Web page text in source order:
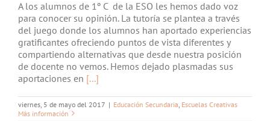
A los alumnos de 1º C de la ESO les hemos dado voz
para conocer su opinión. La tutoría se plantea a través
del juego donde los alumnos han aportado experiencias
gratificantes ofreciendo puntos de vista diferentes y
compartiendo alternativas que desde nuestra posición
de docente no vemos. Hemos dejado plasmadas sus
aportaciones en [...]
viernes, 5 de mayo del 2017 | Educación Secundaria Escuelas Creativas
Más información